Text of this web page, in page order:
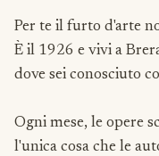
Per te il furto d'arte
È il 1926 e vivi a
dove sei conosciuto
Ogni mese, le opere
l'unica cosa che le